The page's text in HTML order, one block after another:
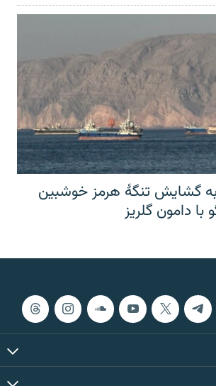
گشایش تنگهٔ هرمز خوشبین
دامون گلریز